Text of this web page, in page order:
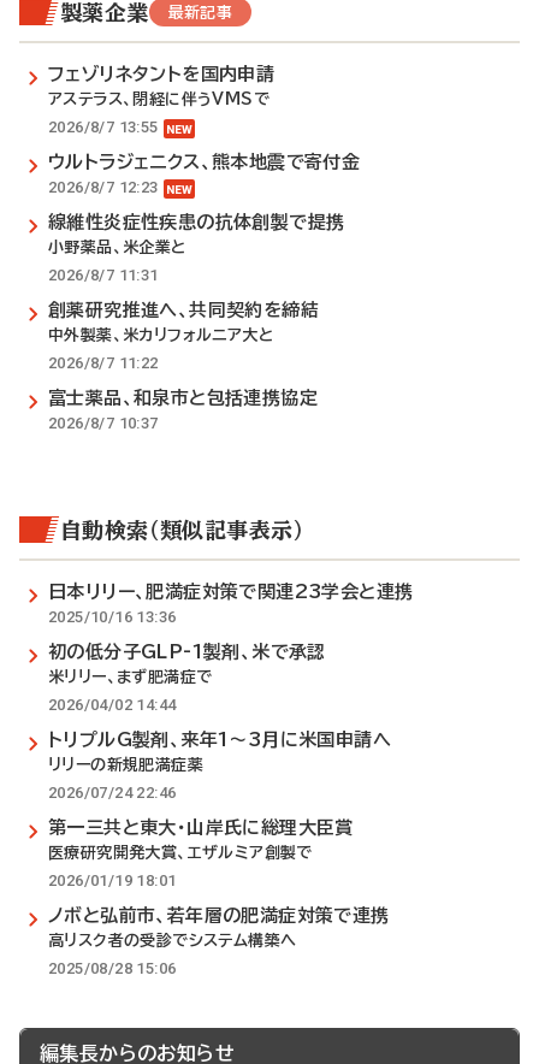
製薬企業 最新記事
フェゾリネタントを国内申請
アステラス、閉経に伴うVMSで
2026/8/7 13:55
ウルトラジェニクス、熊本地震で寄付金
2026/8/7 12:23
線維性炎症性疾患の抗体創製で提携
小野薬品、米企業と
2026/8/7 11:31
創薬研究推進へ、共同契約を締結
中外製薬、米カリフォルニア大と
2026/8/7 11:22
富士薬品、和泉市と包括連携協定
2026/8/7 10:37
自動検索（類似記事表示）
日本リリー、肥満症対策で関連23学会と連携
2025/10/16 13:36
初の低分子GLP-1製剤、米で承認
米リリー、まず肥満症で
2026/04/02 14:44
トリプルG製剤、来年1～3月に米国申請へ
リリーの新規肥満症薬
2026/07/24 22:46
第一三共と東大・山岸氏に総理大臣賞
医療研究開発大賞、エザルミア創製で
2026/01/19 18:01
ノボと弘前市、若年層の肥満症対策で連携
高リスク者の受診でシステム構築へ
2025/08/28 15:06
編集長からのお知らせ